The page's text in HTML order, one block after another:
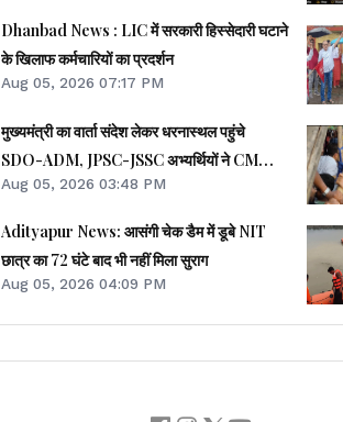
Dhanbad News : LIC में सरकारी हिस्सेदारी घटाने
के खिलाफ कर्मचारियों का प्रदर्शन
Aug 05, 2026 07:17 PM
मुख्यमंत्री का वार्ता संदेश लेकर धरनास्थल पहुंचे
SDO-ADM, JPSC-JSSC अभ्यर्थियों ने CM
हाउस जाने से किया इनकार
Aug 05, 2026 03:48 PM
Adityapur News: आसंगी चेक डैम में डूबे NIT
छात्र का 72 घंटे बाद भी नहीं मिला सुराग
Aug 05, 2026 04:09 PM